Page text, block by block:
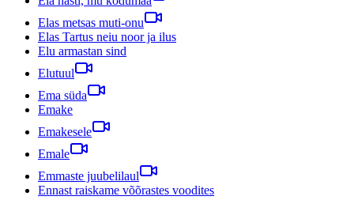
Elas metsas muti-onu
Elas Tartus neiu noor ja ilus
Elu armastan sind
Elutuul
Ema süda
Emake
Emakesele
Emale
Emmaste juubelilaul
Ennast raiskame võõrastes voodites